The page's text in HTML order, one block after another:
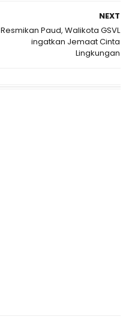
NEXT
Resmikan Paud, Walikota GSVL
ingatkan Jemaat Cinta
Lingkungan